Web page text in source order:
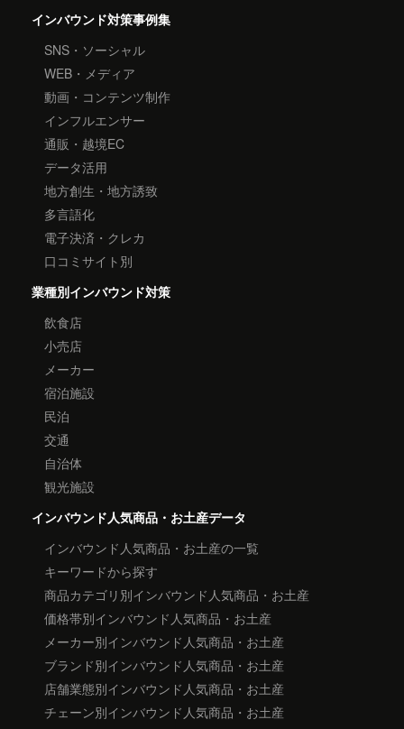
インバウンド対策事例集
SNS・ソーシャル
WEB・メディア
動画・コンテンツ制作
インフルエンサー
通販・越境EC
データ活用
地方創生・地方誘致
多言語化
電子決済・クレカ
口コミサイト別
業種別インバウンド対策
飲食店
小売店
メーカー
宿泊施設
民泊
交通
自治体
観光施設
インバウンド人気商品・お土産データ
インバウンド人気商品・お土産の一覧
キーワードから探す
商品カテゴリ別インバウンド人気商品・お土産
価格帯別インバウンド人気商品・お土産
メーカー別インバウンド人気商品・お土産
ブランド別インバウンド人気商品・お土産
店舗業態別インバウンド人気商品・お土産
チェーン別インバウンド人気商品・お土産